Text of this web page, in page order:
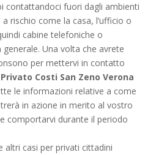
contattandoci fuori dagli ambienti
rischio come la casa, l’ufficio o
cabine telefoniche o
generale. Una volta che avrete
per mettervi in contatto
Costi San Zeno Verona
le informazioni relative a come
in azione in merito al vostro
comportarvi durante il periodo
altri casi per privati cittadini